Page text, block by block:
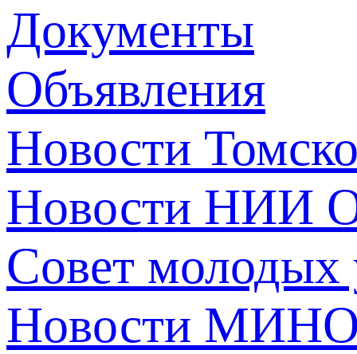
Документы
Объявления
Новости
Новости НИИ
Совет молодых
Новости